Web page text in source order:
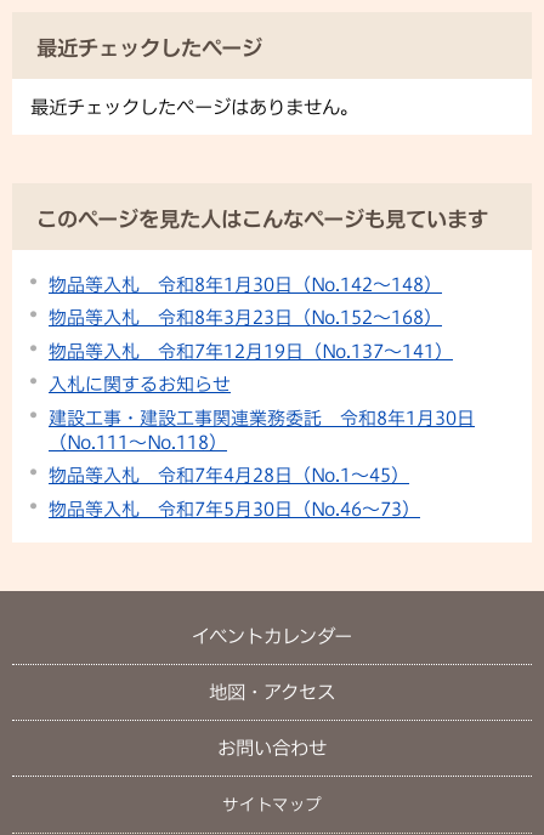
最近チェックしたページ
最近チェックしたページはありません。
このページを見た人はこんなページも見ています
物品等入札 令和8年1月30日（No.142～148）
物品等入札 令和8年3月23日（No.152～168）
物品等入札 令和7年12月19日（No.137～141）
入札に関するお知らせ
建設工事・建設工事関連業務委託 令和8年1月30日
（No.111〜No.118）
物品等入札 令和7年4月28日（No.1～45）
物品等入札 令和7年5月30日（No.46～73）
イベントカレンダー
地図・アクセス
お問い合わせ
サイトマップ